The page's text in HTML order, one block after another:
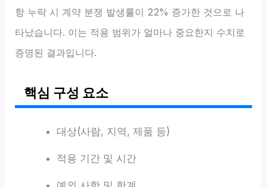
항 누락 시 계약 분쟁 발생률이 22% 증가한 것으로 나
타났습니다. 이는 적용 범위가 얼마나 중요한지 수치로
증명된 결과입니다.
핵심 구성 요소
대상(사람, 지역, 제품 등)
적용 기간 및 시간